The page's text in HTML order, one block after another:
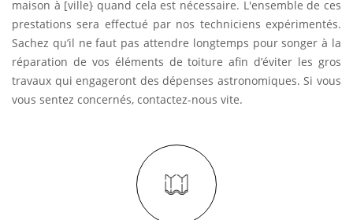
maison à [ville} quand cela est nécessaire. L'ensemble de ces
prestations sera effectué par nos techniciens expérimentés.
Sachez qu’il ne faut pas attendre longtemps pour songer à la
réparation de vos éléments de toiture afin d’éviter les gros
travaux qui engageront des dépenses astronomiques. Si vous
vous sentez concernés, contactez-nous vite.